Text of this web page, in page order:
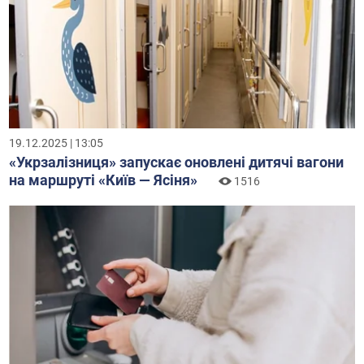
19.12.2025 | 13:05
«Укрзалізниця» запускає оновлені дитячі вагони
на маршруті «Київ — Ясіня»
1516